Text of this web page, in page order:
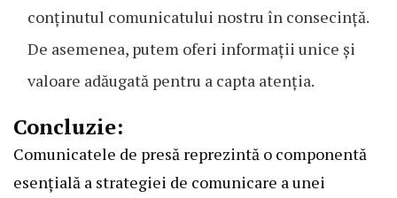
conținutul comunicatului nostru în consecință.
De asemenea, putem oferi informații unice și
valoare adăugată pentru a capta atenția.
Concluzie:
Comunicatele de presă reprezintă o componentă
esențială a strategiei de comunicare a unei